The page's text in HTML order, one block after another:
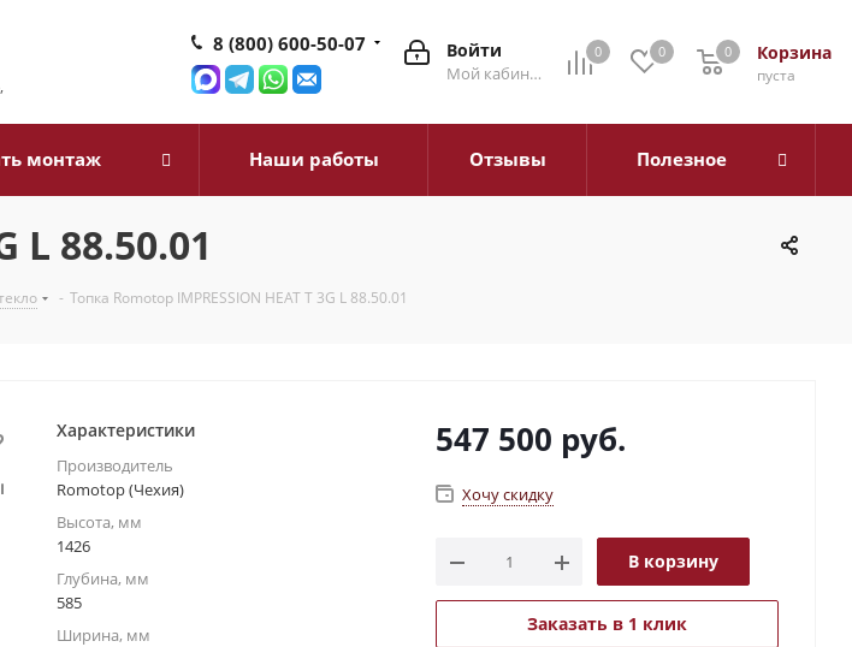
0 0 Корзина
0
пуста
0
Войти
Мой кабинет
8 (800) 600-50-07
монтаж Наши работы Отзывы Полезное
L 88.50.01
- Топка Romotop IMPRESSION HEAT T 3G L 88.50.01
Характеристики
Производитель
Romotop (Чехия)
Высота, мм
1426
Глубина, мм
585
Ширина, мм
547 500 руб.
Хочу скидку
В корзину
Заказать в 1 клик